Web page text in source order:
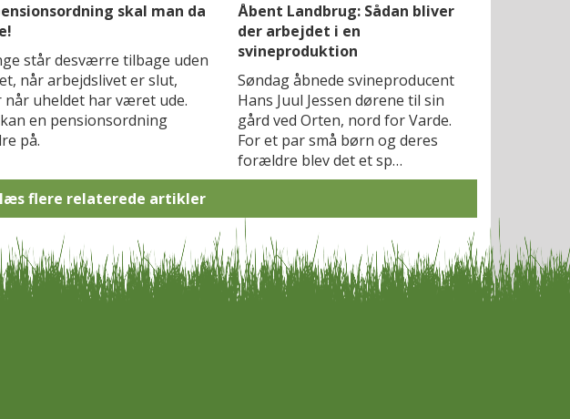
skal man da
står desværre tilbage uden
når arbejdslivet er slut,
når uheldet har været ude.
en pensionsordning
på.
Åbent Landbrug: Sådan bliver
der arbejdet i en
svineproduktion
Søndag åbnede svineproducent
Hans Juul Jessen dørene til sin
gård ved Orten, nord for Varde.
For et par små børn og deres
forældre blev det et sp…
flere relaterede artikler